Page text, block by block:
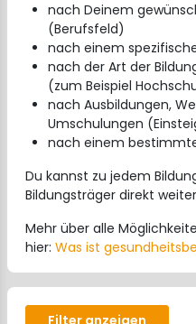
nach Deinem
(Berufsfeld)
nach einem
nach der Art der
(zum Beispiel
nach Ausbildungen,
Umschulungen
nach einem
Du kannst zu jedem
Bildungsträger direkt
Mehr über alle
hier: Was ist
Filter anzeigen